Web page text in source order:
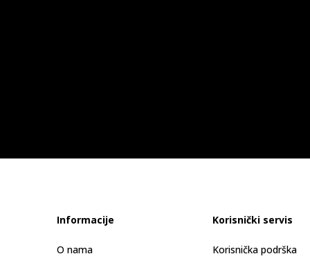
Informacije
O nama
Korisnički servis
Korisnička podrška